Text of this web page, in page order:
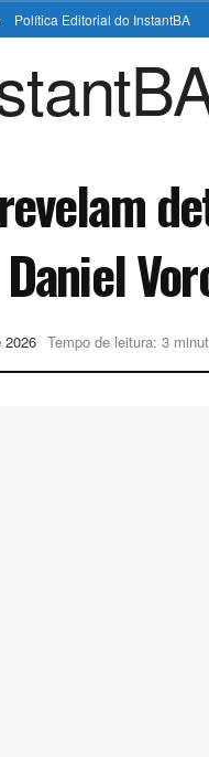
Política Editorial do InstantBA
2026 Tempo de leitura: 3